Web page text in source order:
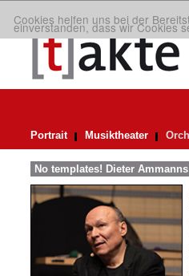
Cookies helfen uns bei der
einverstanden, dass wir Cookies
Portrait Musiktheater
No templates! Dieter